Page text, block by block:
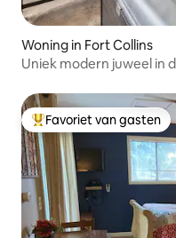
Woning in Fort Collins
Uniek modern juweel in
Topfavoriet van gasten
Favoriet van gasten